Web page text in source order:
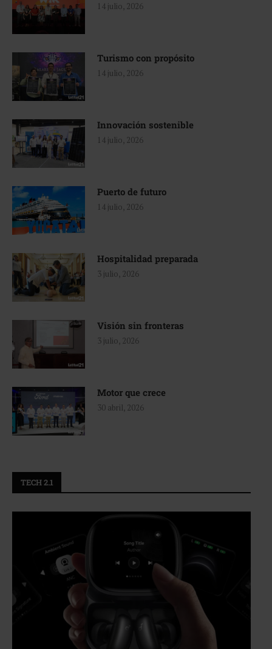
14 julio, 2026
Turismo con propósito
14 julio, 2026
Innovación sostenible
14 julio, 2026
Puerto de futuro
14 julio, 2026
Hospitalidad preparada
3 julio, 2026
Visión sin fronteras
3 julio, 2026
Motor que crece
30 abril, 2026
TECH 2.1